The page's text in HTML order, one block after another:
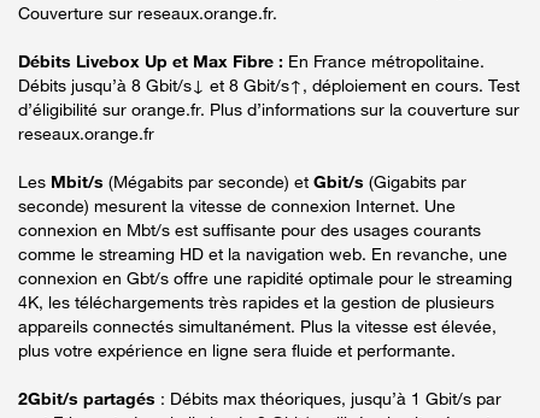
Couverture sur reseaux.orange.fr.
Débits Livebox Up et Max Fibre : En France métropolitaine.
Débits jusqu’à 8 Gbit/s↓ et 8 Gbit/s↑, déploiement en cours. Test
d’éligibilité sur orange.fr. Plus d’informations sur la couverture sur
reseaux.orange.fr
Les Mbit/s (Mégabits par seconde) et Gbit/s (Gigabits par
seconde) mesurent la vitesse de connexion Internet. Une
connexion en Mbt/s est suffisante pour des usages courants
comme le streaming HD et la navigation web. En revanche, une
connexion en Gbt/s offre une rapidité optimale pour le streaming
4K, les téléchargements très rapides et la gestion de plusieurs
appareils connectés simultanément. Plus la vitesse est élevée,
plus votre expérience en ligne sera fluide et performante.
2Gbit/s partagés : Débits max théoriques, jusqu’à 1 Gbit/s par